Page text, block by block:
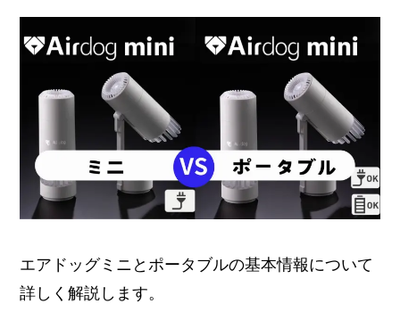
エアドッグミニとポータブルの基本情報について
詳しく解説します。